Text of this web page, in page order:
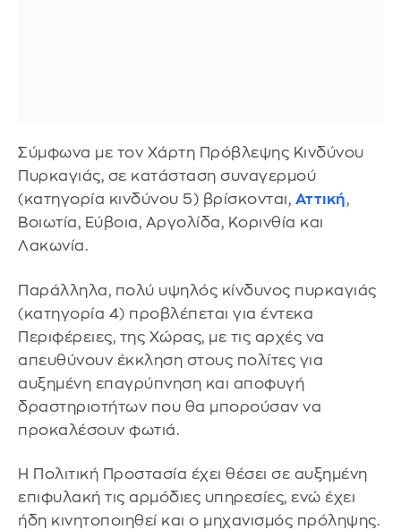
Σύμφωνα με τον Χάρτη Πρόβλεψης Κινδύνου
Πυρκαγιάς, σε κατάσταση συναγερμού
(κατηγορία κινδύνου 5) βρίσκονται, Αττική,
Βοιωτία, Εύβοια, Αργολίδα, Κορινθία και
Λακωνία.
Παράλληλα, πολύ υψηλός κίνδυνος πυρκαγιάς
(κατηγορία 4) προβλέπεται για έντεκα
Περιφέρειες, της Χώρας, με τις αρχές να
απευθύνουν έκκληση στους πολίτες για
αυξημένη επαγρύπνηση και αποφυγή
δραστηριοτήτων που θα μπορούσαν να
προκαλέσουν φωτιά.
Η Πολιτική Προστασία έχει θέσει σε αυξημένη
επιφυλακή τις αρμόδιες υπηρεσίες, ενώ έχει
ήδη κινητοποιηθεί και ο μηχανισμός πρόληψης.